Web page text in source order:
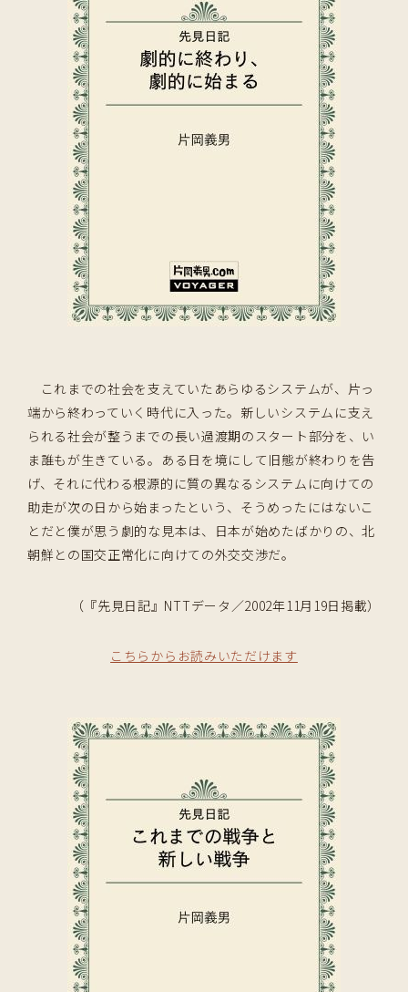
これまでの社会を支えていたあらゆるシステムが、片っ
端から終わっていく時代に入った。新しいシステムに支え
られる社会が整うまでの長い過渡期のスタート部分を、い
ま誰もが生きている。ある日を境にして旧態が終わりを告
げ、それに代わる根源的に質の異なるシステムに向けての
助走が次の日から始まったという、そうめったにはないこ
とだと僕が思う劇的な見本は、日本が始めたばかりの、北
朝鮮との国交正常化に向けての外交交渉だ。
（『先見日記』NTTデータ／2002年11月19日掲載）
こちらからお読みいただけます